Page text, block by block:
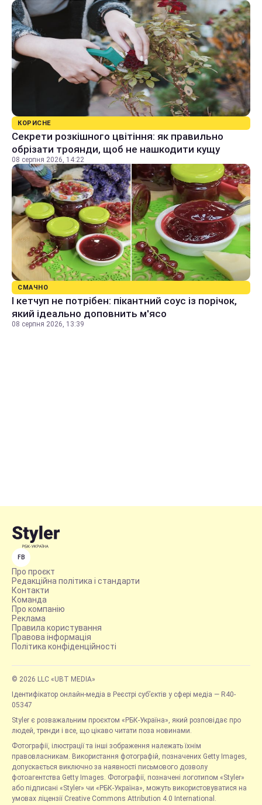
КОРИСНЕ
Секрети розкішного цвітіння: як правильно
обрізати троянди, щоб не нашкодити кущу
08 серпня 2026, 14:22
СМАЧНО
І кетчуп не потрібен: пікантний соус із порічок,
який ідеально доповнить м'ясо
08 серпня 2026, 13:39
FB
Про проєкт
Редакційна політика і стандарти
Контакти
Команда
Про компанію
Реклама
Правила користування
Правова інформація
Політика конфіденційності
© 2026 LLC «UBT MEDIA»
Ідентифікатор онлайн-медіа в Реєстрі суб’єктів у сфері медіа — R40-
05347
Styler є розважальним проєктом «РБК-Україна», який розповідає про
людей, тренди і все, що цікаво читати поза новинами.
Фотографії, ілюстрації та інші зображення належать їхнім
правовласникам. Використання фотографій, позначених Getty Images,
допускається виключно за наявності письмового дозволу
фотоагентства Getty Images. Фотографії, позначені логотипом «Styler»
або підписані «Styler» чи «РБК-Україна», можуть використовуватися на
умовах ліцензії Creative Commons Attribution 4.0 International.